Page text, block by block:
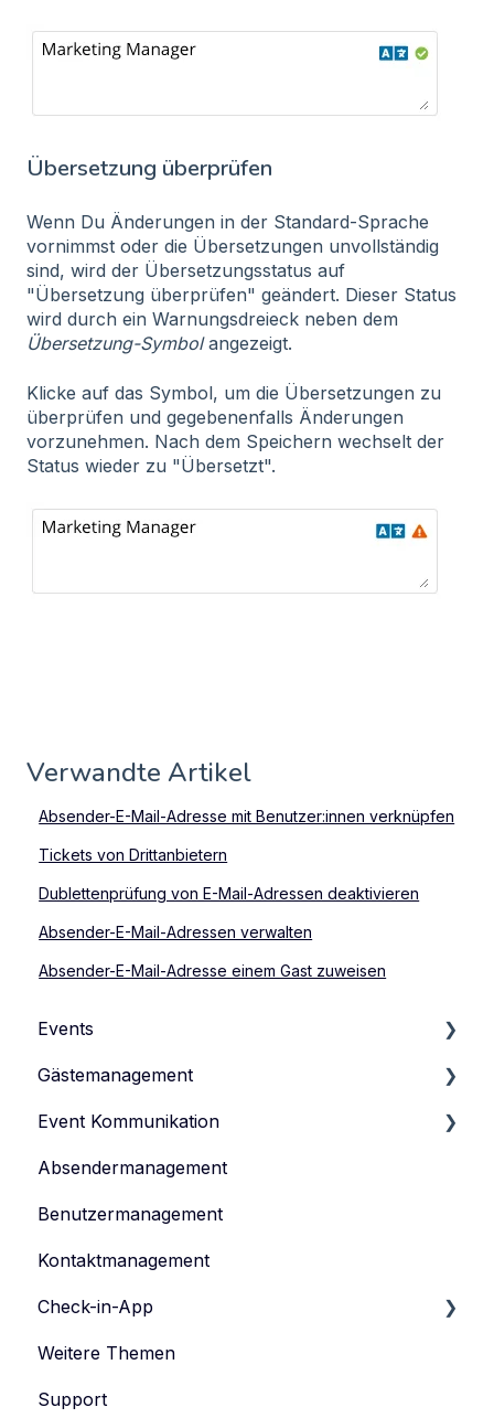
Übersetzung überprüfen
Wenn Du Änderungen in der Standard-Sprache
vornimmst oder die Übersetzungen unvollständig
sind, wird der Übersetzungsstatus auf
"Übersetzung überprüfen" geändert. Dieser Status
wird durch ein Warnungsdreieck neben dem
Übersetzung-Symbolangezeigt.
Klicke auf das Symbol, um die Übersetzungen zu
überprüfen und gegebenenfalls Änderungen
vorzunehmen. Nach dem Speichern wechselt der
Status wieder zu "Übersetzt".
Verwandte Artikel
Absender-E-Mail-Adresse mit Benutzer:innen verknüpfen
Tickets von Drittanbietern
Dublettenprüfung von E-Mail-Adressen deaktivieren
Absender-E-Mail-Adressen verwalten
Absender-E-Mail-Adresse einem Gast zuweisen
Events
Events verwalten
Event-Typen
Event-Team verwalten
Gästemanagement
Gästeliste verwalten
Gästedaten verwalten
Anmeldeformular
Tickets verwalten
Datenschutz
Event Kommunikation
Inhalte erstellen und veröffentlichen
Einladen
Feedback-Umfrage
Absendermanagement
Benutzermanagement
Kontaktmanagement
Check-in-App
eyevip Check-in
eyevip Check-in+
Weitere Themen
Support